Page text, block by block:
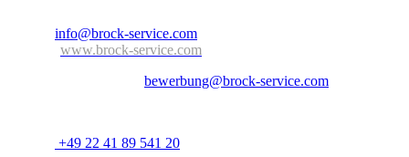
info@brock-service.com
www.brock-service.com
bewerbung@brock-service.com
+49 22 41 89 541 20